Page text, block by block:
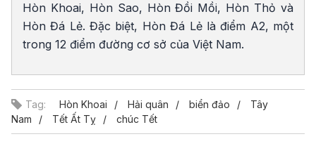
Hòn Khoai, Hòn Sao, Hòn Đồi Mồi, Hòn Thỏ và
Hòn Đá Lẻ. Đặc biệt, Hòn Đá Lẻ là điểm A2, một
trong 12 điểm đường cơ sở của Việt Nam.
Tag: Hòn Khoai Hải quân biển đảo
Tây
Nam
Tết Ất Tỵ chúc Tết